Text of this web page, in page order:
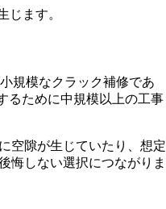
ます。
規模なクラック補修であ
るために中規模以上の工事
空隙が生じていたり、想定
悔しない選択につながりま